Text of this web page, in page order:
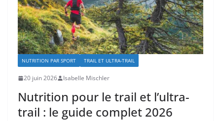
NUTRITION PAR SPORT TRAIL ET ULTRA-TRAIL
20 juin 2026 Isabelle Mischler
Nutrition pour le trail et l’ultra-
trail : le guide complet 2026